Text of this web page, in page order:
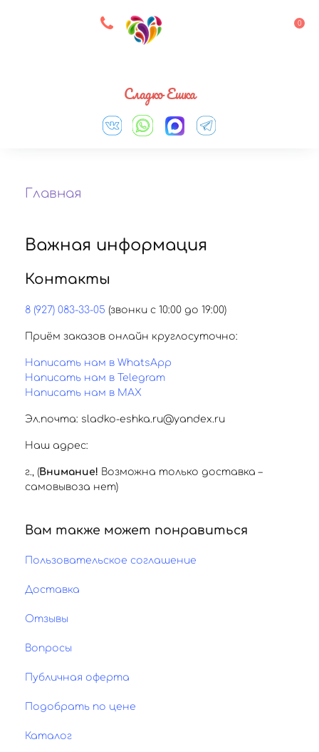
8 927 083 33 05 0
Сладко Ешка
Главная
Важная информация
Контакты
8 (927) 083-33-05 (звонки с 10:00 до 19:00)
Приём заказов онлайн круглосуточно:
Написать нам в WhatsApp
Написать нам в Telegram
Написать нам в MAX
Эл.почта: sladko-eshka.ru@yandex.ru
Наш адрес:
г. , (Внимание! Возможна только доставка –
самовывоза нет)
Вам также может понравиться
Пользовательское соглашение
Доставка
Отзывы
Вопросы
Публичная оферта
Подобрать по цене
Каталог